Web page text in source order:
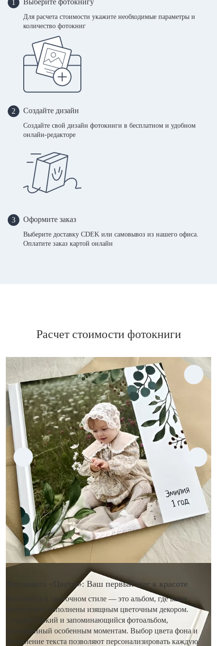
1 Выберите фотокнигу
Для расчета стоимости укажите необходимые параметры и
количество фотокниг
2 Создайте дизайн
Создайте свой дизайн фотокниги в бесплатном и удобном
онлайн-редакторе
3 Оформите заказ
Выберите доставку CDEK или самовывоз из нашего офиса.
Оплатите заказ картой онлайн
Расчет стоимости фотокниги
Фотокнига «Цветы»: Ваш первый шаг к красоте
Фотокнига в цветочном стиле — это альбом, где ваши
фотографии дополнены изящным цветочным декором.
Создайте яркий и запоминающийся фотоальбом,
посвященный особенным моментам. Выбор цвета фона и
добавление текста позволяют персонализировать каждую